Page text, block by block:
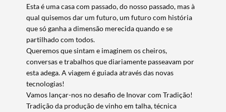
Termo de Pesquisa
Esta é uma casa com passado, do nosso passado, mas à
qual quisemos dar um futuro, um futuro com história
que só ganha a dimensão merecida quando e se
partilhado com todos.
Queremos que sintam e imaginem os cheiros,
conversas e trabalhos que diariamente passeavam por
esta adega. A viagem é guiada através das novas
tecnologias!
Vamos lançar-nos no desafio de Inovar com Tradição!
Tradição da produção de vinho em talha, técnica